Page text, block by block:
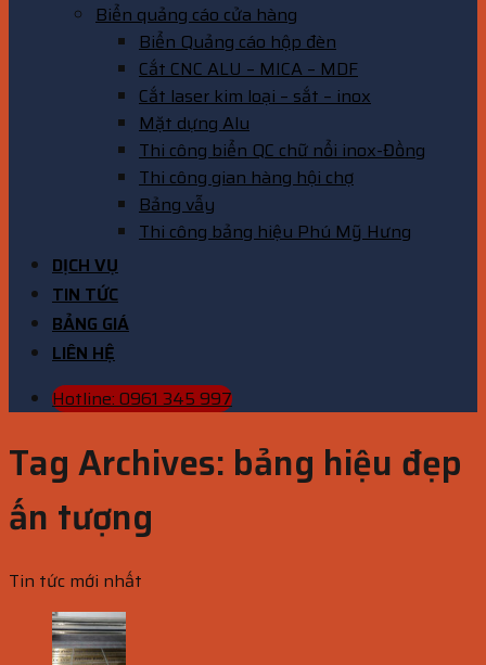
Biển quảng cáo cửa hàng
Biển Quảng cáo hộp đèn
Cắt CNC ALU – MICA – MDF
Cắt laser kim loại – sắt – inox
Mặt dựng Alu
Thi công biển QC chữ nổi inox-Đồng
Thi công gian hàng hội chợ
Bảng vẫy
Thi công bảng hiệu Phú Mỹ Hưng
DỊCH VỤ
TIN TỨC
BẢNG GIÁ
LIÊN HỆ
Hotline: 0961 345 997
Tag Archives: bảng hiệu đẹp
ấn tượng
Tin tức mới nhất